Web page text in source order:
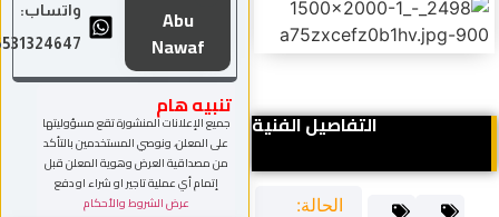
التفاصيل الفنية
الحالة:
Abu
Nawaf
واتساب:
966531324647
تنبيه هام
جميع الإعلانات المنشورة تقع مسؤوليتها
على المعلن، ونوصي المستخدمين بالتأكد
من مصداقية العرض وهوية المعلن قبل
إتمام أي عملية تاجير او شراء او دفع
عرض الشروط والأحكام